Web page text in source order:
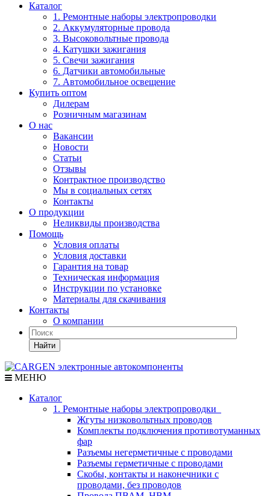
Каталог
1. Ремонтные наборы электропроводки
2. Аккумуляторные провода
3. Высоковольтные провода
4. Катушки зажигания
5. Свечи зажигания
6. Датчики автомобильные
7. Автомобильное освещение
Купить оптом
Дилерам
Розничным магазинам
О нас
Вакансии
Новости
Статьи
Отзывы
Контрактное производство
Мы в социальных сетях
Контакты
О продукции
Неликвиды производства
Помощь
Условия оплаты
Условия доставки
Гарантия на товар
Техническая информация
Инструкции по установке
Материалы для скачивания
Контакты
О компании
Найти
МЕНЮ
Каталог
1. Ремонтные наборы электропроводки
Жгуты низковольтных проводов
Комплекты подключения противотуманных
фар
Разъемы негерметичные с проводами
Разъемы герметичные с проводами
Скобы, контакты и наконечники с
проводами, без проводов